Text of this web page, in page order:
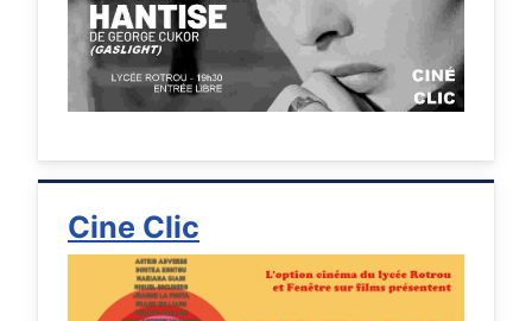
Cine Clic